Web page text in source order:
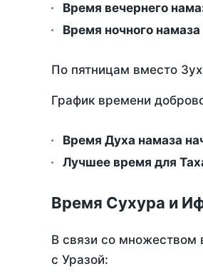
Время вечернего
Время ночного
По пятницам вместо
График времени
Время Духа намаза
Лучшее время для
Время Сухура и
В связи со множеством
с Уразой: